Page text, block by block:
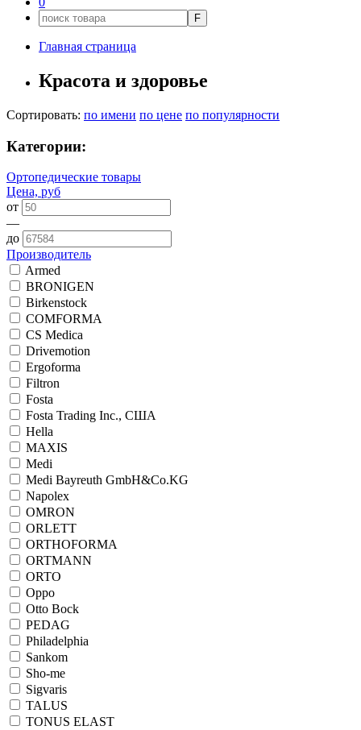
F
Главная страница
Красота и здоровье
Сортировать: по имени по цене по популярности
Категории:
Ортопедические товары
Цена, руб
от
—
до
Производитель
Armed
BRONIGEN
Birkenstock
COMFORMA
CS Medica
Drivemotion
Ergoforma
Filtron
Fosta
Fosta Trading Inc., США
Hella
MAXIS
Medi
Medi Bayreuth GmbH&Co.KG
Napolex
OMRON
ORLETT
ORTHOFORMA
ORTMANN
ORTO
Oppo
Otto Bock
PEDAG
Philadelphia
Sankom
Sho-me
Sigvaris
TALUS
TONUS ELAST